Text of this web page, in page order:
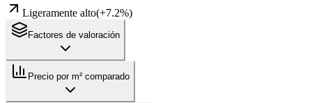
Ligeramente alto(+7.2%)
Factores de valoración
Precio por m² comparado